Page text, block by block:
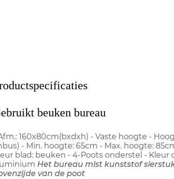
beuken bureau
160x80cm(bxdxh) - Vaste hoogte -
- Min. hoogte: 65cm - Max. hoogte:
blad: beuken - 4-Poots onderstel - Kleur
Het bureau mist kunststof
van de poot